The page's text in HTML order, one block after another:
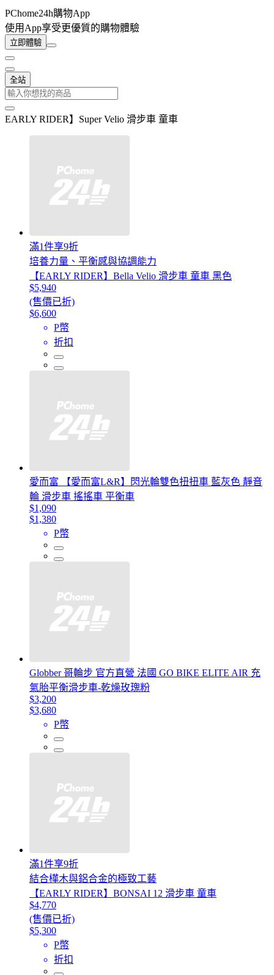
PChome24h購物App
使用App享受更優質的購物體驗
立即體驗
全站
EARLY RIDER】Super Velio 滑步車 童車
滿1件享9折
培養力量、平衡感與協調能力
【EARLY RIDER】Bella Velio 滑步車 童車 黑色
$5,940
(售價已折)
$6,600
P幣
折扣
愛而富 【愛而富L&R】閃光輪雙色扭扭車 藍灰色 靜音
輪 滑步車 搖搖車 平衡車
$1,090
$1,380
P幣
Globber 哥輪步 官方直營 法國 GO BIKE ELITE AIR 充
氣胎平衡滑步車-乾燥玫瑰粉
$3,200
$3,680
P幣
滿1件享9折
結合樺木與鋁合金的極致工藝
【EARLY RIDER】BONSAI 12 滑步車 童車
$4,770
(售價已折)
$5,300
P幣
折扣